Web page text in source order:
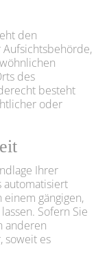
den
des
besteht
oder
Ihrer
automatisiert
gängigen,
Sofern Sie
anderen
soweit es